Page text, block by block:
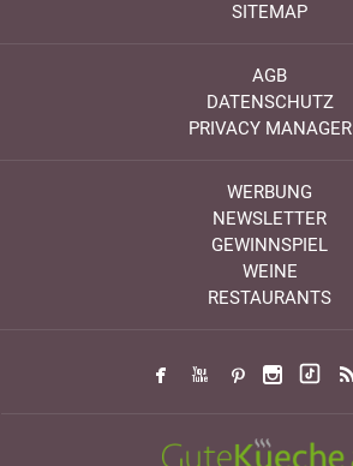
SITEMAP
AGB
DATENSCHUTZ
PRIVACY MANAGER
WERBUNG
NEWSLETTER
GEWINNSPIEL
WEINE
RESTAURANTS